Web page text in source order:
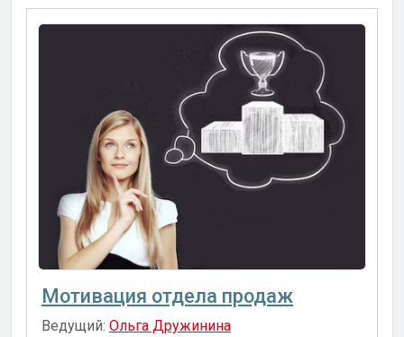
Мотивация отдела продаж
Ведущий: Ольга Дружинина